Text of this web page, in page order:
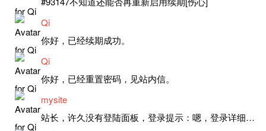
Qi
你好，已经续期成功。
Qi
你好，已经重置密码，见站内信。
mysite
站长，许久没有登陆面板，登录提示：嗯，登录详细信息似乎不正确。请重试。 网站还可以正常使用。如果是密码问题请帮忙重置一下密码。谢谢。订单号：97790，账号：aa20210950。 站长，提交了工单，你回复续期成功，不过我的问题是面部登陆信息有问题，一直是初始密码，现在无法登陆，有时间麻烦排查一下。